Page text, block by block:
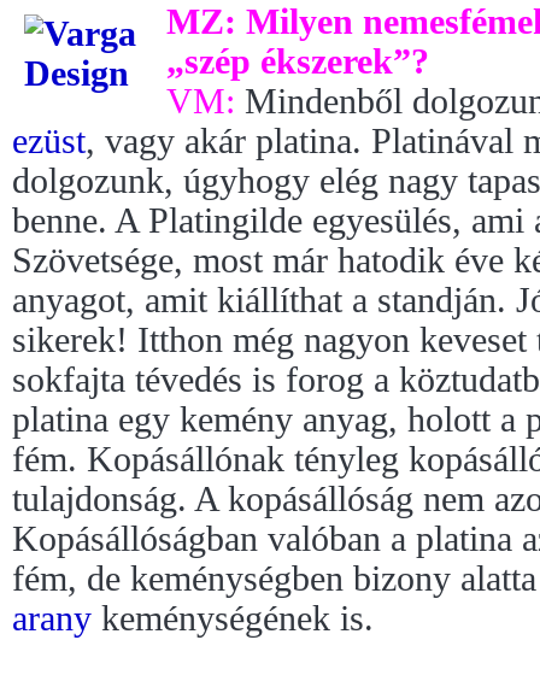
MZ: Milyen
„szép ékszerek”?
VM: Mindenből
ezüst, vagy akár platina. Platinával
dolgozunk, úgyhogy elég nagy
benne. A Platingilde egyesülés, ami
Szövetsége, most már hatodik éve
anyagot, amit kiállíthat a standján.
sikerek! Itthon még nagyon
sokfajta tévedés is forog a
platina egy kemény anyag, holott a
fém. Kopásállónak tényleg
tulajdonság. A kopásállóság nem
Kopásállóságban valóban a platina
fém, de keménységben bizony
arany keménységének is.